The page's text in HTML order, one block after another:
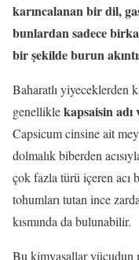
karıncalanan bir dil,
bunlardan sadece
bir şekilde burun
Baharatlı yiyeceklerden
genelliklekapsaisin
Capsicum cinsine ait
dolmalık biberden
çok fazla türü içeren acı
tohumları tutan ince
kısmında da bulunabilir.
Bu kimyasallar vücudun